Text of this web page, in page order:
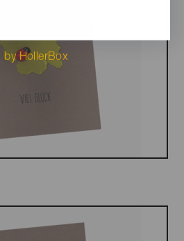
by HollerBox